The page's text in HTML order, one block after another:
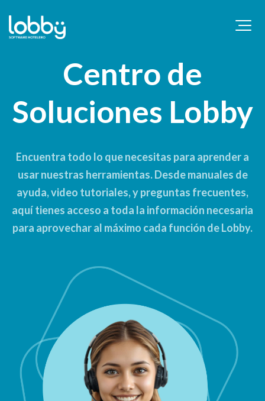
Centro de
Soluciones Lobby
Encuentra todo lo que necesitas para aprender a
usar nuestras herramientas. Desde manuales de
ayuda, video tutoriales, y preguntas frecuentes,
aquí tienes acceso a toda la información necesaria
para aprovechar al máximo cada función de Lobby.